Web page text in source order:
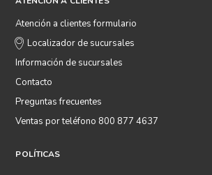
Atención a clientes formulario
Localizador de sucursales
Información de sucursales
Contacto
Preguntas frecuentes
Ventas por teléfono 800 877 4637
POLÍTICAS